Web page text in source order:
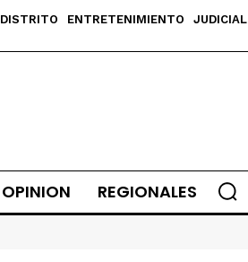
DISTRITO ENTRETENIMIENTO JUDICIAL
OPINION REGIONALES